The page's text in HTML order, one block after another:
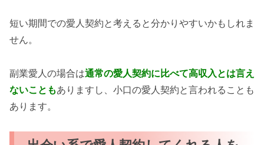
短い期間での愛人契約と考えると分かりやすいかもしれま
せん。
副業愛人の場合は通常の愛人契約に比べて高収入とは言え
ないこともありますし、小口の愛人契約と言われることも
あります。